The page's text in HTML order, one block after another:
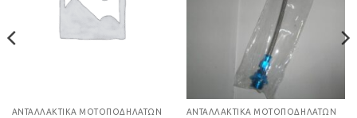
ΑΝΤΑΛΛΑΚΤΙΚΆ ΜΟΤΟΠΟΔΗΛΆΤΩΝ ΑΝΤΑΛΛΑΚΤΙΚΆ ΜΟΤΟΠΟΔΗΛΆΤΩΝ